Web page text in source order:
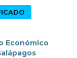
Económico